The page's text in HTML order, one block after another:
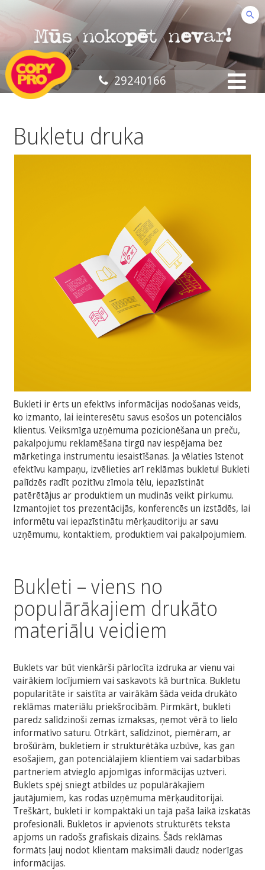
29240166
Bukletu druka
Bukleti ir ērts un efektīvs informācijas nodošanas veids,
ko izmanto, lai ieinteresētu savus esošos un potenciālos
klientus. Veiksmīga uzņēmuma pozicionēšana un preču,
pakalpojumu reklamēšana tirgū nav iespējama bez
mārketinga instrumentu iesaistīšanas. Ja vēlaties īstenot
efektīvu kampaņu, izvēlieties arī reklāmas bukletu! Bukleti
palīdzēs radīt pozitīvu zīmola tēlu, iepazīstināt
patērētājus ar produktiem un mudinās veikt pirkumu.
Izmantojiet tos prezentācijās, konferencēs un izstādēs, lai
informētu vai iepazīstinātu mērķauditoriju ar savu
uzņēmumu, kontaktiem, produktiem vai pakalpojumiem.
Bukleti – viens no
populārākajiem drukāto
materiālu veidiem
Buklets var būt vienkārši pārlocīta izdruka ar vienu vai
vairākiem locījumiem vai saskavots kā burtnīca. Bukletu
popularitāte ir saistīta ar vairākām šāda veida drukāto
reklāmas materiālu priekšrocībām. Pirmkārt, bukleti
paredz salīdzinoši zemas izmaksas, ņemot vērā to lielo
informatīvo saturu. Otrkārt, salīdzinot, piemēram, ar
brošūrām, bukletiem ir strukturētāka uzbūve, kas gan
esošajiem, gan potenciālajiem klientiem vai sadarbības
partneriem atvieglo apjomīgas informācijas uztveri.
Buklets spēj sniegt atbildes uz populārākajiem
jautājumiem, kas rodas uzņēmuma mērķauditorijai.
Treškārt, bukleti ir kompaktāki un tajā pašā laikā izskatās
profesionāli. Bukletos ir apvienots strukturēts teksta
apjoms un radošs grafiskais dizains. Šāds reklāmas
formāts ļauj nodot klientam maksimāli daudz noderīgas
informācijas.